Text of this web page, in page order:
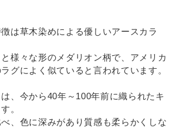
は草木染めによる優しいアースカラ
様々な形のメダリオン柄で、アメリカ
グによく似ていると言われています。
、今から40年～100年前に織られたキ
。
、色に深みがあり質感も柔らかくしな